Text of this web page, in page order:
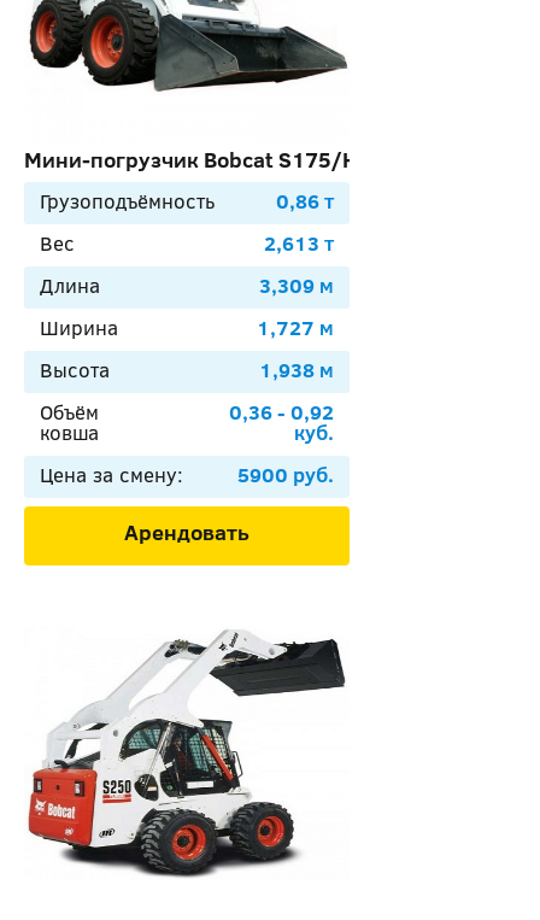
Мини-погрузчик Bobcat S175/H
Грузоподъёмность
0,86 т
Вес
2,613 т
Длина
3,309 м
Ширина
1,727 м
Высота
1,938 м
Объём
ковша
0,36 - 0,92
куб.
Цена за смену:
5900 руб.
Арендовать